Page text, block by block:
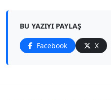
BU YAZIYI PAYLAŞ
Facebook X